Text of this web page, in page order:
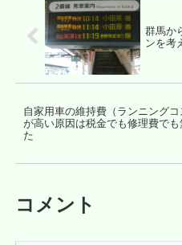
群馬か
ンを考
自家用車の維持費（ランニングコ
が高い原因は税金でも修理費でも
た
コメント